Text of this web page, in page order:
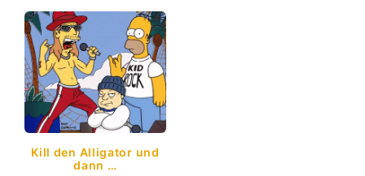
Kill den Alligator und
dann …